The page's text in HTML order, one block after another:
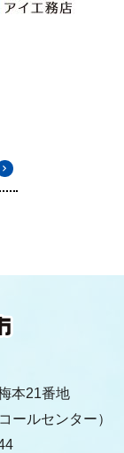
本21番地
ールセンター）